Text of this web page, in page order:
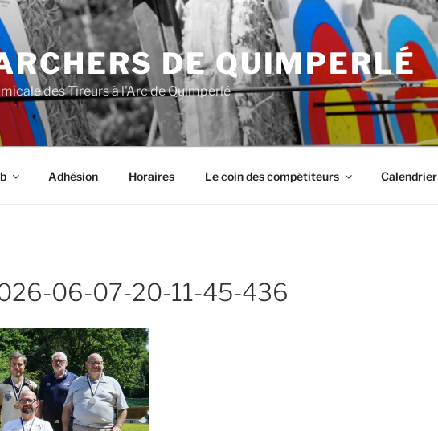
DE QUIMPERLÉ
des Tireurs à l'Arc de Quimperlé
Adhésion Horaires Le coin des compétiteurs Calendrier
06-07-20-11-45-436